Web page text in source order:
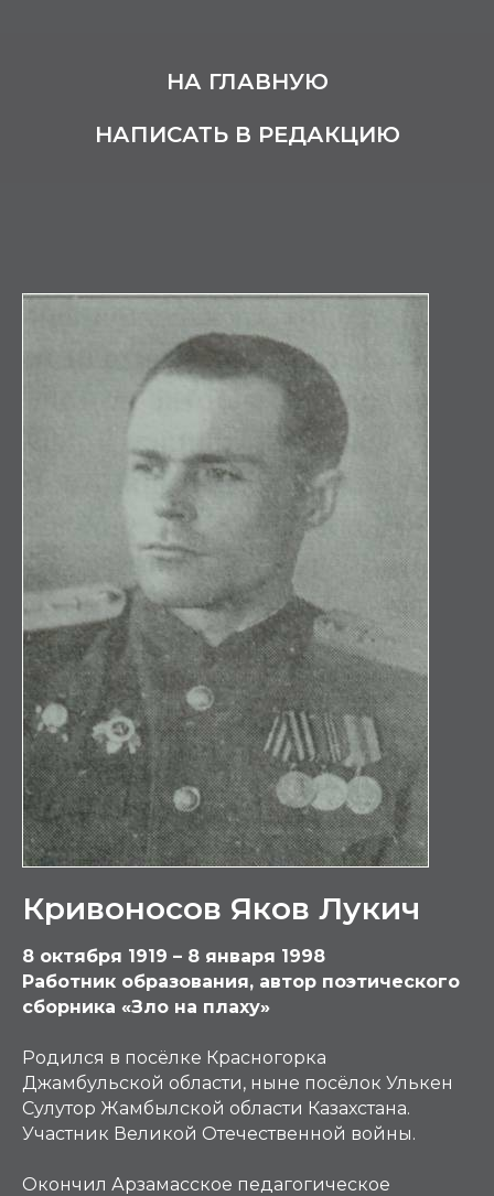
НА ГЛАВНУЮ
НАПИСАТЬ В РЕДАКЦИЮ
Кривоносов Яков Лукич
8 октября 1919 – 8 января 1998
Работник образования, автор поэтического
сборника «Зло на плаху»
Родился в посёлке Красногорка
Джамбульской области, ныне посёлок Улькен
Сулутор Жамбылской области Казахстана.
Участник Великой Отечественной войны.
Окончил Арзамасское педагогическое